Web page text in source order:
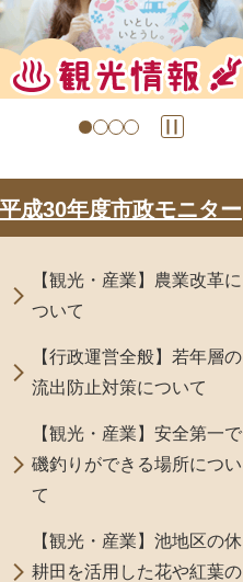
平成30年度市政モニター
【観光・産業】農業改革に
ついて
【行政運営全般】若年層の
流出防止対策について
【観光・産業】安全第一で
磯釣りができる場所につい
て
【観光・産業】池地区の休
耕田を活用した花や紅葉の